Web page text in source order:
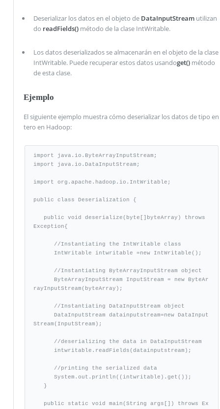
Deserializar los datos en el objeto de DataInputStreamutilizan
do readFields()método de la clase IntWritable.
Los datos deserializados se almacenarán en el objeto de la clase
IntWritable. Puede recuperar estos datos usandoget()método
de esta clase.
Ejemplo
El siguiente ejemplo muestra cómo deserializar los datos de tipo en
tero en Hadoop:
import java.io.ByteArrayInputStream;
import java.io.DataInputStream;
import org.apache.hadoop.io.IntWritable;
public class Deserialization {
Exception{
rayInputStream(byteArray);
Stream(InputStream);